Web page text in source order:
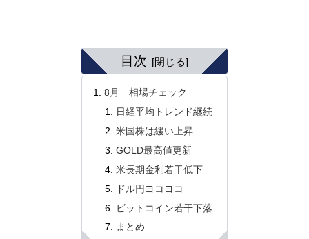
目次
8月 相場チェック
日経平均トレンド継続
米国株は緩い上昇
GOLD最高値更新
米長期金利若干低下
ドル円ヨコヨコ
ビットコイン若干下落
まとめ